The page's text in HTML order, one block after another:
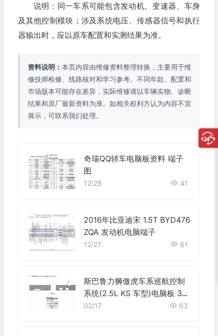
说明：同一车系可能包含发动机、变速器、车身
及其他控制模块；涉及系统电压、传感器信号和执行
器输出时，应以原车配置和实测结果为准。
资料说明： 本页内容由维修资料整理转换，主要用于维
修技师检修、线路核对和学习参考。不同年款、配置和
市场版本可能存在差异，实际维修请以车辆实物、诊断
结果和原厂最新资料为准。如相关权利方认为内容不宜
展示，可联系我们处理。
奇瑞QQ轿车电脑板资料 端子
图
12/29 41
2016年比亚迪宋 1.5T BYD476
ZQA 发动机电脑端子
12/27 61
斯巴鲁力狮傲虎车系巡航控制
系统(2.5L KS 车型)电脑板 34
+35+35+31针端子
02/17 63